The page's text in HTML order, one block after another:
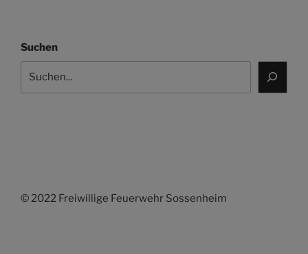
Suchen
© 2022 Freiwillige Feuerwehr Sossenheim